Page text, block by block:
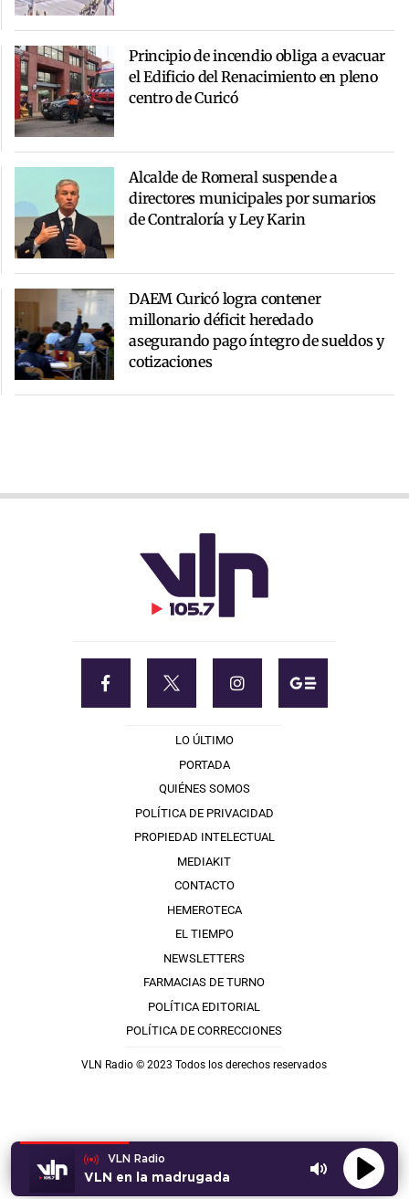
Principio de incendio obliga a evacuar
el Edificio del Renacimiento en pleno
centro de Curicó
Alcalde de Romeral suspende a
directores municipales por sumarios
de Contraloría y Ley Karin
DAEM Curicó logra contener
millonario déficit heredado
asegurando pago íntegro de sueldos y
cotizaciones
VLN Radio
VLN en la madrugada
LO ÚLTIMO
PORTADA
QUIÉNES SOMOS
POLÍTICA DE PRIVACIDAD
PROPIEDAD INTELECTUAL
MEDIAKIT
CONTACTO
HEMEROTECA
EL TIEMPO
NEWSLETTERS
FARMACIAS DE TURNO
POLÍTICA EDITORIAL
POLÍTICA DE CORRECCIONES
VLN Radio © 2023 Todos los derechos reservados